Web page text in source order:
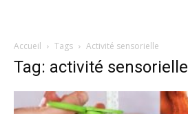
Accueil Tags Activité sensorielle
Tag: activité sensorielle